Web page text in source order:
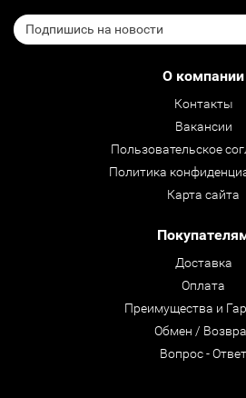
О компании
Контакты
Вакансии
Пользовательское
Политика
Карта сайта
Доставка
Оплата
Преимущества и
Обмен /
Вопрос - Ответ